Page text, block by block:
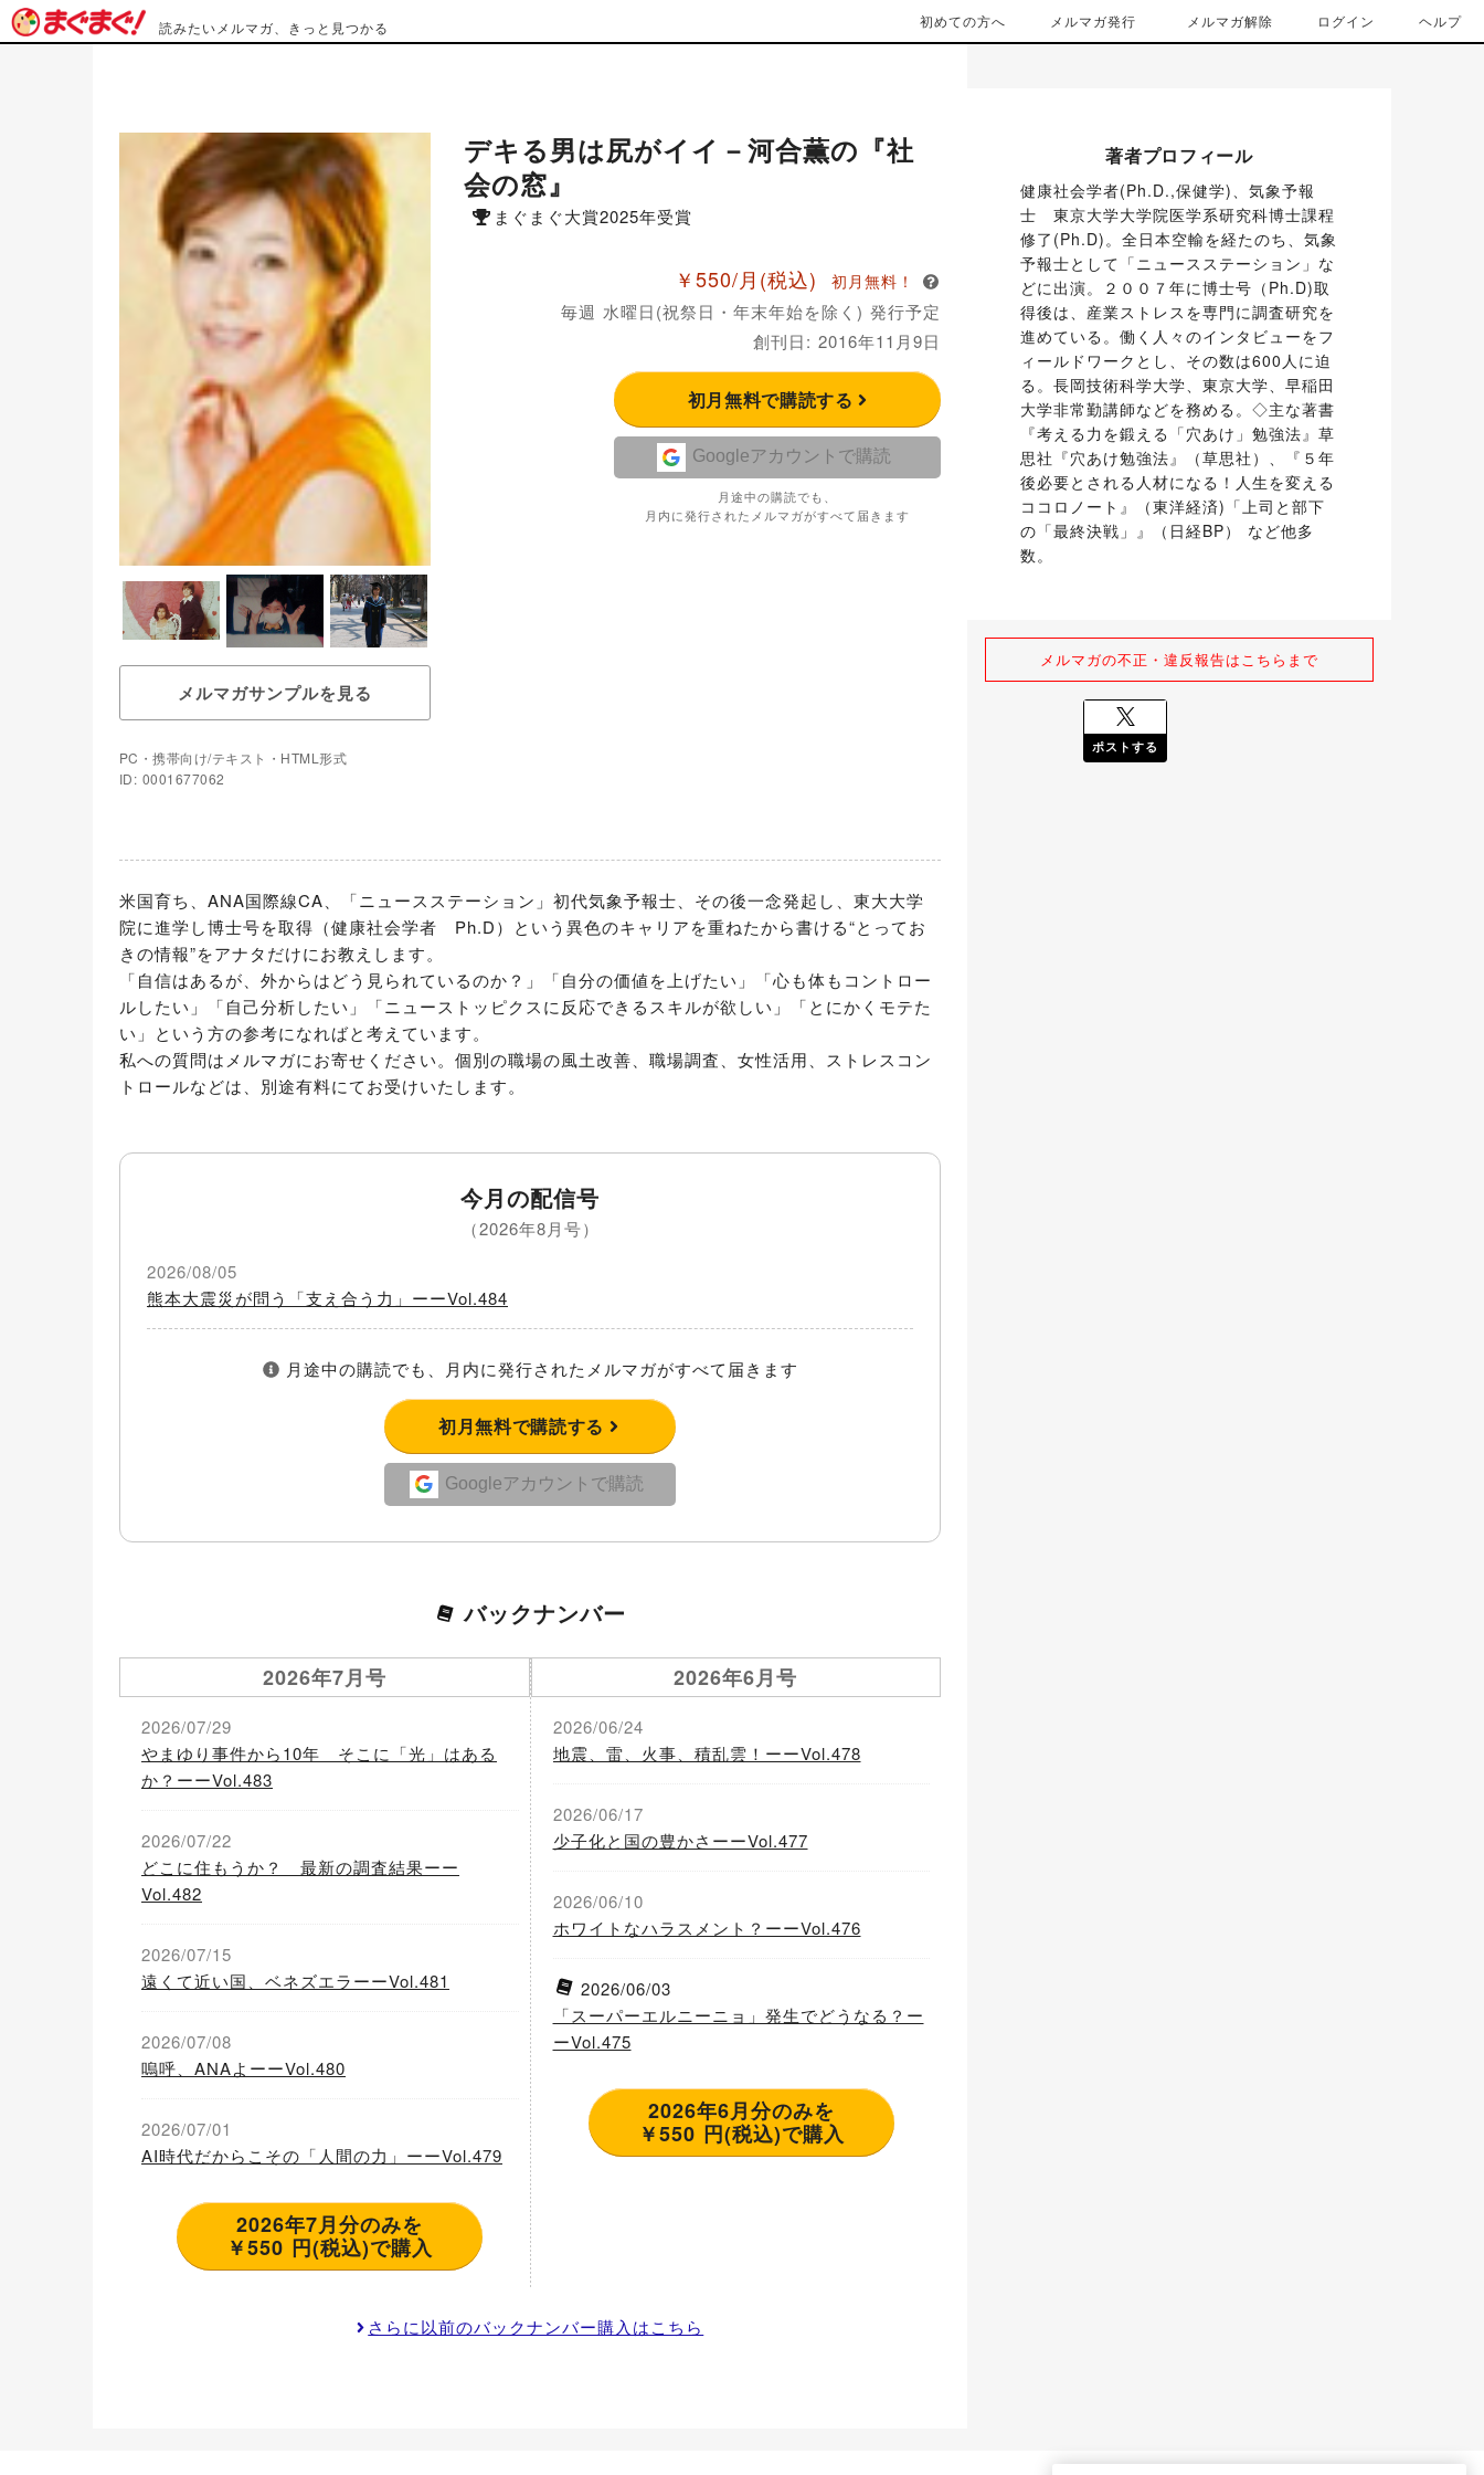
読みたいメルマガ、きっと見つかる 初めての方へ メルマガ発行 メルマガ解除 ログイン ヘルプ
メルマガサンプルを見る
PC・携帯向け/テキスト・HTML形式
ID: 0001677062
デキる男は尻がイイ－河合薫の『社
会の窓』
まぐまぐ大賞2025年受賞
￥550/月 (税込)
初月無料！
毎週 水曜日(祝祭日・年末年始を除く) 発行予定
創刊日: 2016年11月9日
初月無料で購読する
Googleアカウントで購読
月途中の購読でも、
月内に発行されたメルマガがすべて届きます
米国育ち、ANA国際線CA、「ニュースステーション」初代気象予報士、その後一念発起し、東大大学
院に進学し博士号を取得（健康社会学者　Ph.D）という異色のキャリアを重ねたから書ける“とってお
きの情報”をアナタだけにお教えします。
「自信はあるが、外からはどう見られているのか？」「自分の価値を上げたい」「心も体もコントロー
ルしたい」「自己分析したい」「ニューストッピクスに反応できるスキルが欲しい」「とにかくモテた
い」という方の参考になればと考えています。
私への質問はメルマガにお寄せください。個別の職場の風土改善、職場調査、女性活用、ストレスコン
トロールなどは、別途有料にてお受けいたします。
今月の配信号
（2026年8月号）
2026/08/05
熊本大震災が問う「支え合う力」ーーVol.484
月途中の購読でも、月内に発行されたメルマガがすべて届きます
初月無料で購読する
Googleアカウントで購読
バックナンバー
2026年7月号
2026/07/29
やまゆり事件から10年 そこに「光」はある
か？ーーVol.483
2026/07/22
どこに住もうか？ 最新の調査結果ーー
Vol.482
2026/07/15
遠くて近い国、ベネズエラーーVol.481
2026/07/08
嗚呼、ANAよーーVol.480
2026/07/01
AI時代だからこその「人間の力」ーーVol.479
2026年7月分のみを
￥550 円(税込)で購入
2026年6月号
2026/06/24
地震、雷、火事、積乱雲！ーーVol.478
2026/06/17
少子化と国の豊かさーーVol.477
2026/06/10
ホワイトなハラスメント？ーーVol.476
2026/06/03
「スーパーエルニーニョ」発生でどうなる？ー
ーVol.475
2026年6月分のみを
￥550 円(税込)で購入
さらに以前のバックナンバー購入はこちら
著者プロフィール
健康社会学者(Ph.D.,保健学)、気象予報
士　東京大学大学院医学系研究科博士課程
修了(Ph.D)。全日本空輸を経たのち、気象
予報士として「ニュースステーション」な
どに出演。２００７年に博士号（Ph.D)取
得後は、産業ストレスを専門に調査研究を
進めている。働く人々のインタビューをフ
ィールドワークとし、その数は600人に迫
る。長岡技術科学大学、東京大学、早稲田
大学非常勤講師などを務める。◇主な著書
『考える力を鍛える「穴あけ」勉強法』草
思社『穴あけ勉強法』（草思社）、『５年
後必要とされる人材になる！人生を変える
ココロノート』（東洋経済)「上司と部下
の「最終決戦」』（日経BP） など他多
数。
メルマガの不正・違反報告はこちらまで
ポストする